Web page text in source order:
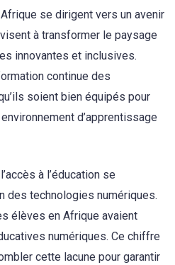
se dirigent vers un avenir
à transformer le paysage
innovantes et inclusives.
continue des
soient bien équipés pour
d’apprentissage
à l’éducation se
des technologies numériques.
élèves en Afrique avaient
numériques. Ce chiffre
cette lacune pour garantir